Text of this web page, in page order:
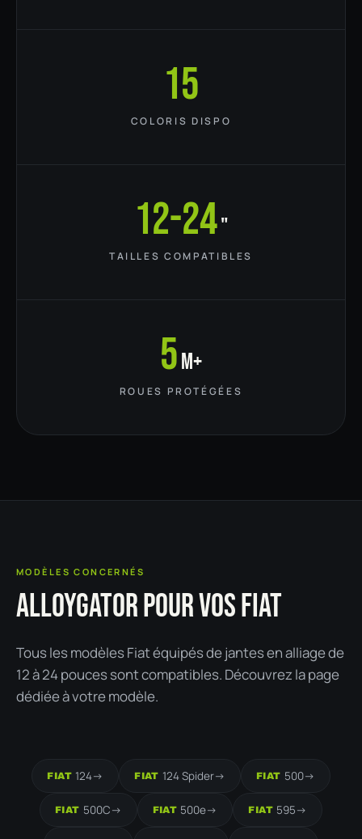
15
COLORIS DISPO
12-24"
TAILLES COMPATIBLES
5M+
ROUES PROTÉGÉES
MODÈLES CONCERNÉS
ALLOYGATOR POUR VOS FIAT
Tous les modèles Fiat équipés de jantes en alliage de
12 à 24 pouces sont compatibles. Découvrez la page
dédiée à votre modèle.
FIAT 124-> FIAT 124 Spider-> FIAT 500->
FIAT 500C-> FIAT 500e-> FIAT 595->